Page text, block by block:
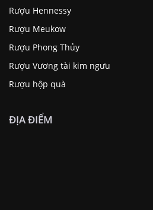
Rượu Hennessy
Rượu Meukow
Rượu Phong Thủy
Rượu Vương tài kim ngưu
Rượu hộp quà
ĐỊA ĐIỂM